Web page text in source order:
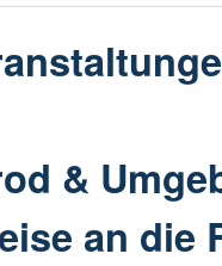
&
an die